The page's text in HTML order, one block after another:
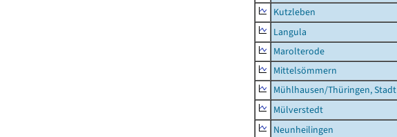
Kutzleben
Langula
Marolterode
Mittelsömmern
Mühlhausen/Thüringen, Stadt
Mülverstedt
Neunheilingen